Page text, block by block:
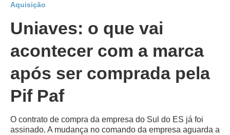
Aquisição
Uniaves: o que vai
acontecer com a marca
após ser comprada pela
Pif Paf
O contrato de compra da empresa do Sul do ES já foi
assinado. A mudança no comando da empresa aguarda a